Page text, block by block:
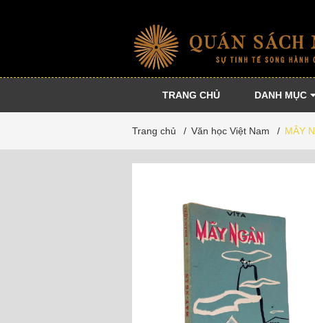
TRANG CHỦ DANH MỤC
Trang chủ / Văn học Việt Nam / MÂY